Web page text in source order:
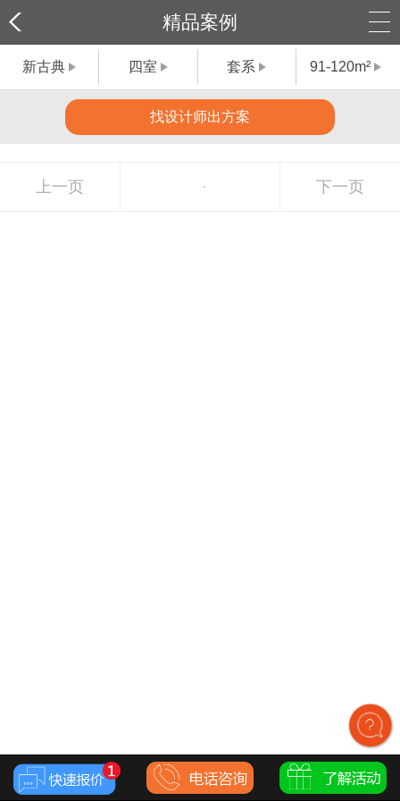
精品案例
新古典 四室 套系 91-120m²
找设计师出方案
上一页 下一页